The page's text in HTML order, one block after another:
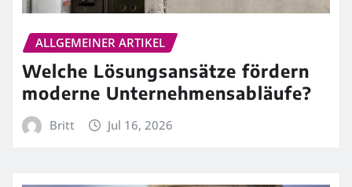
ALLGEMEINER ARTIKEL
Welche Lösungsansätze fördern
moderne Unternehmensabläufe?
Britt Jul 16, 2026